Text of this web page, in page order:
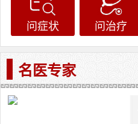
问症状 问治疗
名医专家